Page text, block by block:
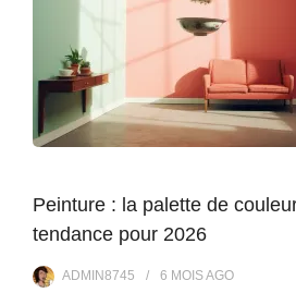
Peinture : la palette de
tendance pour 2026
ADMIN8745 6 MOISAGO